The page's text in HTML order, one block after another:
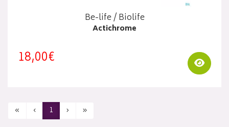
Be-life / Biolife
Actichrome
18,00€
« ‹ 1 › »